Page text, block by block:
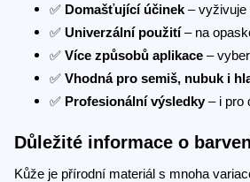
✅ Domašťující účinek – vyživuje
✅ Univerzální použití– na
✅ Více způsobů aplikace –
✅ Vhodná pro semiš, nubuk i
✅ Profesionální výsledky– i pro
Důležité informace o
Kůže je přírodní materiál s mnoha